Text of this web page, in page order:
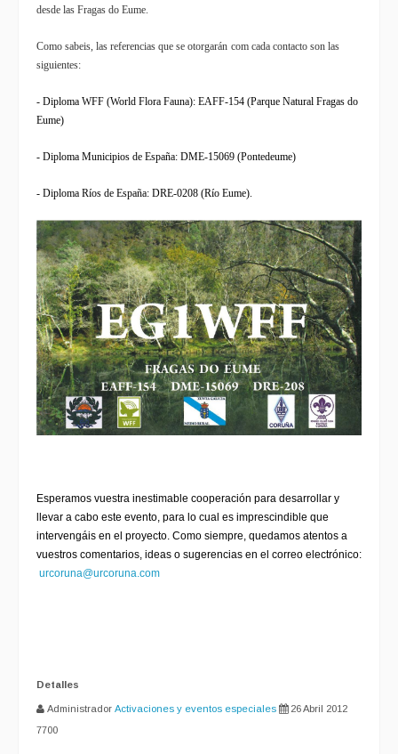
desde las Fragas do Eume.
Como sabeis, las referencias que se otorgarán com cada contacto son las
siguientes:
- Diploma WFF (World Flora Fauna): EAFF-154 (Parque Natural Fragas do
Eume)
- Diploma Municipios de España: DME-15069 (Pontedeume)
- Diploma Ríos de España: DRE-0208 (Río Eume).
Esperamos vuestra inestimable cooperación para desarrollar y
llevar a cabo este evento, para lo cual es imprescindible que
intervengáis en el proyecto. Como siempre, quedamos atentos a
vuestros comentarios, ideas o sugerencias en el correo electrónico:
urcoruna@urcoruna.com
Detalles
Administrador Activaciones y eventos especiales
26 Abril 2012
7700